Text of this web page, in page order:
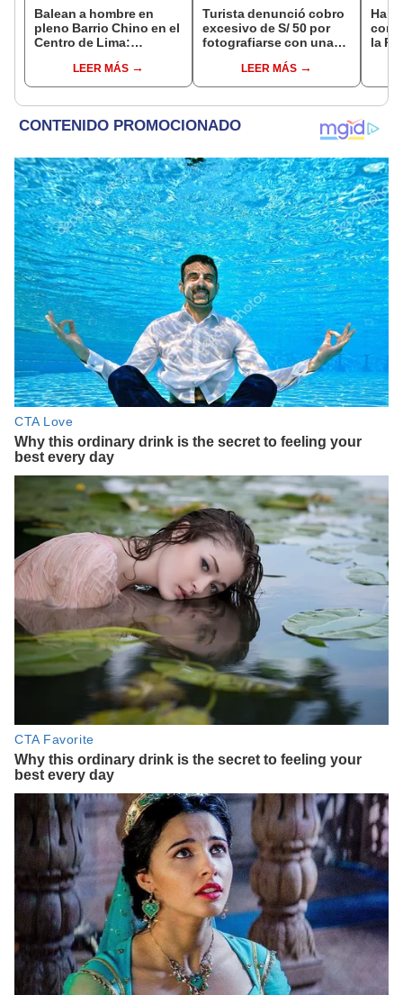
Balean a hombre en
pleno Barrio Chino en el
Centro de Lima:
fugarseLEER MÁS
Turista denunció cobro
excesivo de S/ 50 por
fotografiarse con una
Serenazgo recuperó el
dinero
LEER MÁS
la